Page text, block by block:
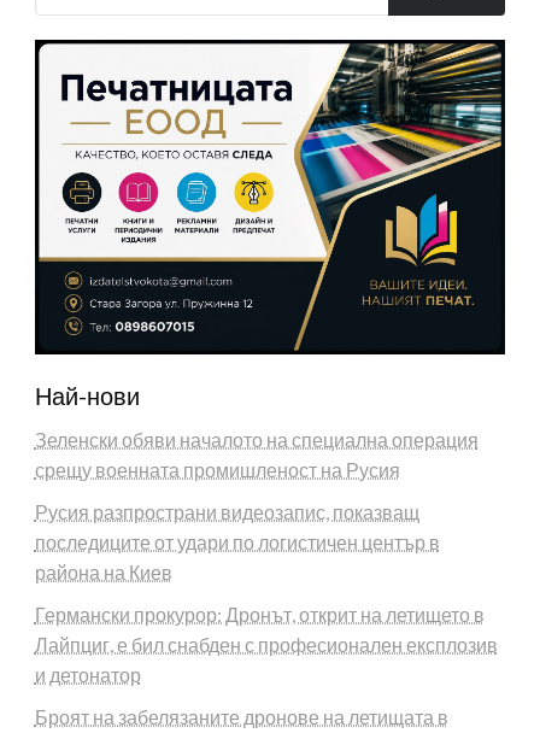
Най-нови
Зеленски обяви началото на специална операция
срещу военната промишленост на Русия
Русия разпространи видеозапис, показващ
последиците от удари по логистичен център в
района на Киев
Германски прокурор: Дронът, открит на летището в
Лайпциг, е бил снабден с професионален експлозив
и детонатор
Броят на забелязаните дронове на летищата в